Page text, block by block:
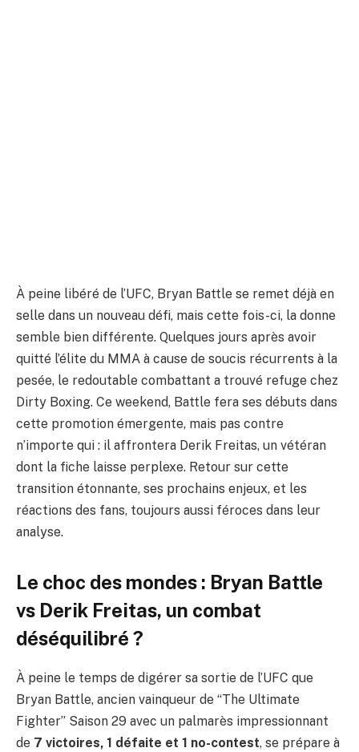
À peine libéré de l’UFC, Bryan Battle se remet déjà en
selle dans un nouveau défi, mais cette fois-ci, la donne
semble bien différente. Quelques jours après avoir
quitté l’élite du MMA à cause de soucis récurrents à la
pesée, le redoutable combattant a trouvé refuge chez
Dirty Boxing. Ce weekend, Battle fera ses débuts dans
cette promotion émergente, mais pas contre
n’importe qui : il affrontera Derik Freitas, un vétéran
dont la fiche laisse perplexe. Retour sur cette
transition étonnante, ses prochains enjeux, et les
réactions des fans, toujours aussi féroces dans leur
analyse.
Le choc des mondes : Bryan Battle
vs Derik Freitas, un combat
déséquilibré ?
À peine le temps de digérer sa sortie de l’UFC que
Bryan Battle, ancien vainqueur de “The Ultimate
Fighter” Saison 29 avec un palmarès impressionnant
de 7 victoires, 1 défaite et 1 no-contest, se prépare à